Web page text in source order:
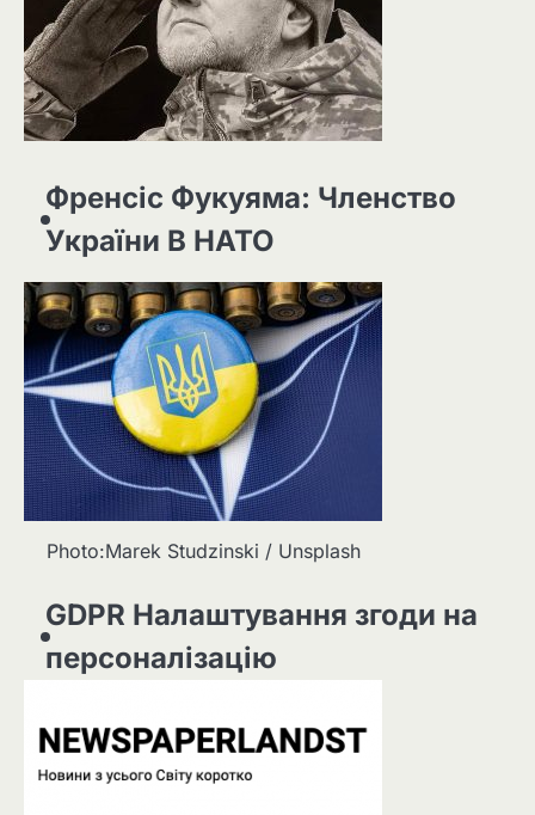
Френсіс Фукуяма: Членство
України В НАТО
Photo:Marek Studzinski / Unsplash
GDPR Налаштування згоди на
персоналізацію